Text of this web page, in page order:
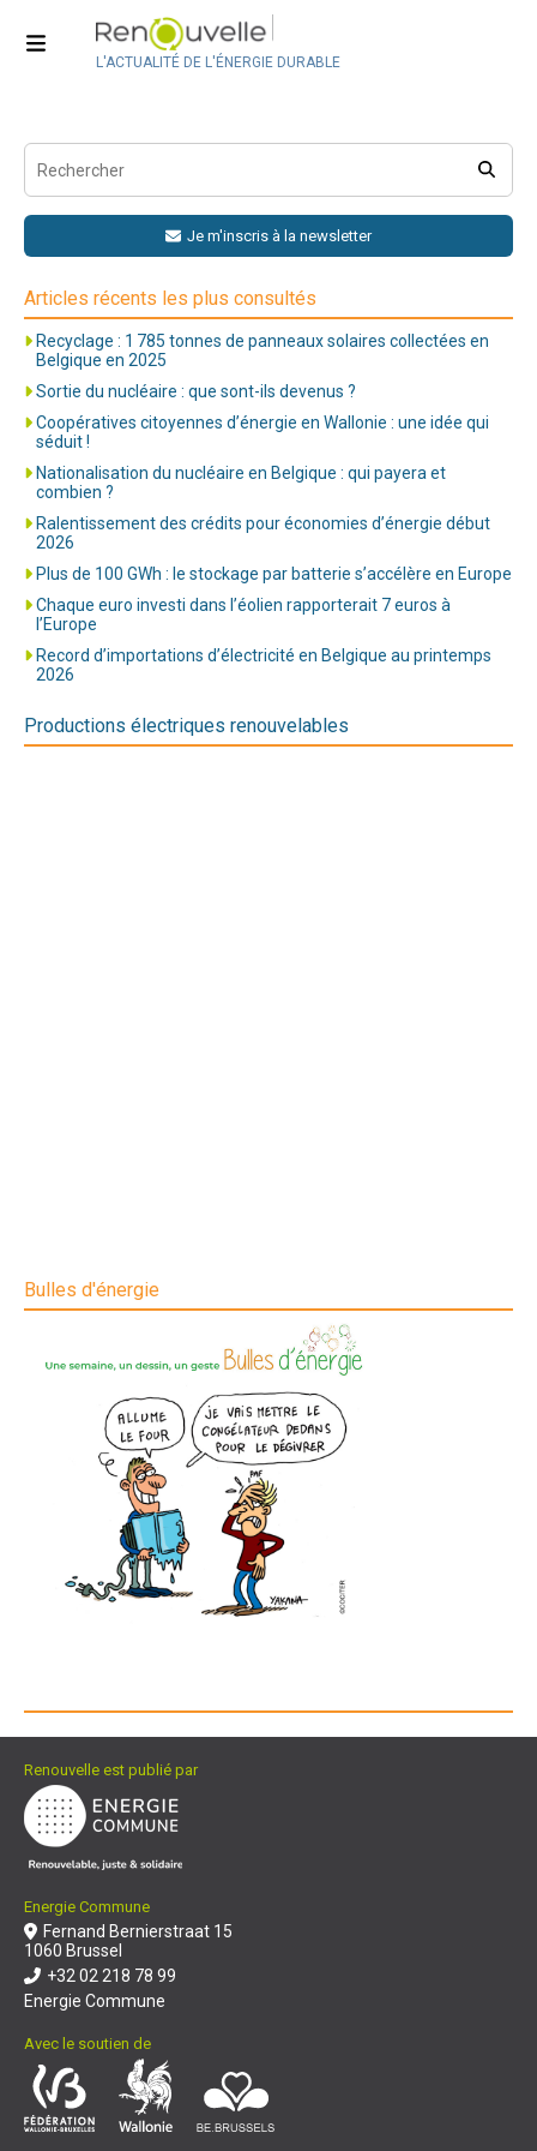
L'ACTUALITÉ DE L'ÉNERGIE DURABLE
Webinaire
Pagination
Previous 12 3
Je m'inscris à la newsletter
Articles récents les plus consultés
Recyclage : 1 785 tonnes de panneaux solaires collectées en
Belgique en 2025
Sortie du nucléaire : que sont-ils devenus ?
Coopératives citoyennes d’énergie en Wallonie : une idée qui
séduit !
Nationalisation du nucléaire en Belgique : qui payera et
combien ?
Ralentissement des crédits pour économies d’énergie début
2026
Plus de 100 GWh : le stockage par batterie s’accélère en Europe
Chaque euro investi dans l’éolien rapporterait 7 euros à
l’Europe
Record d’importations d’électricité en Belgique au printemps
2026
Productions électriques renouvelables
Bulles d'énergie
Renouvelle est publié par
Energie Commune
Fernand Bernierstraat 15
1060 Brussel
+32 02 218 78 99
Energie Commune
Avec le soutien de